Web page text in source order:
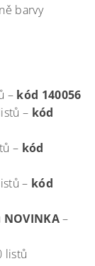
barvy
– kód 140056
– kód
– kód
– kód
NOVINKA–
listů